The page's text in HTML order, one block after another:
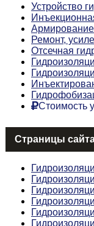
Устройство
Ремонт,
Отсечная
Стоимость
Страницы